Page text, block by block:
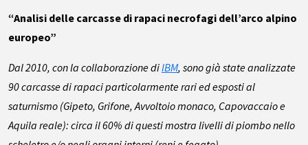
“Analisi delle carcasse di rapaci necrofagi dell’arco alpino
europeo”
Dal 2010, con la collaborazione diIBM, sono già state analizzate
90 carcasse di rapaci particolarmente rari ed esposti al
saturnismo (Gipeto, Grifone, Avvoltoio monaco, Capovaccaio e
Aquila reale): circa il 60% di questi mostra livelli di piombo nello